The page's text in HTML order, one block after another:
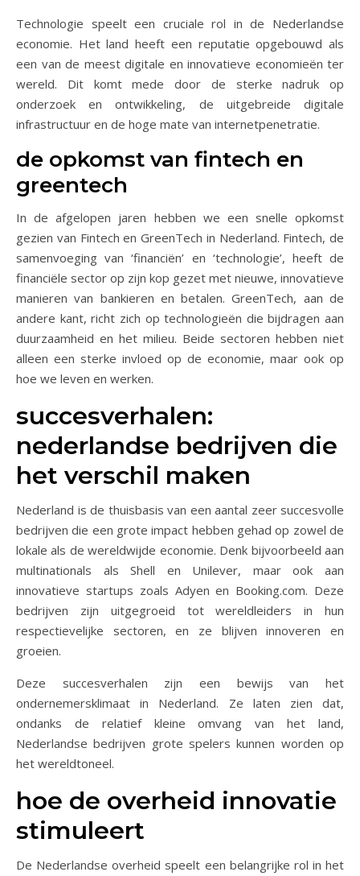
Technologie speelt een cruciale rol in de Nederlandse
economie. Het land heeft een reputatie opgebouwd als
een van de meest digitale en innovatieve economieën ter
wereld. Dit komt mede door de sterke nadruk op
onderzoek en ontwikkeling, de uitgebreide digitale
infrastructuur en de hoge mate van internetpenetratie.
de opkomst van fintech en
greentech
In de afgelopen jaren hebben we een snelle opkomst
gezien van Fintech en GreenTech in Nederland. Fintech, de
samenvoeging van ‘financiën’ en ‘technologie’, heeft de
financiële sector op zijn kop gezet met nieuwe, innovatieve
manieren van bankieren en betalen. GreenTech, aan de
andere kant, richt zich op technologieën die bijdragen aan
duurzaamheid en het milieu. Beide sectoren hebben niet
alleen een sterke invloed op de economie, maar ook op
hoe we leven en werken.
succesverhalen:
nederlandse bedrijven die
het verschil maken
Nederland is de thuisbasis van een aantal zeer succesvolle
bedrijven die een grote impact hebben gehad op zowel de
lokale als de wereldwijde economie. Denk bijvoorbeeld aan
multinationals als Shell en Unilever, maar ook aan
innovatieve startups zoals Adyen en Booking.com. Deze
bedrijven zijn uitgegroeid tot wereldleiders in hun
respectievelijke sectoren, en ze blijven innoveren en
groeien.
Deze succesverhalen zijn een bewijs van het
ondernemersklimaat in Nederland. Ze laten zien dat,
ondanks de relatief kleine omvang van het land,
Nederlandse bedrijven grote spelers kunnen worden op
het wereldtoneel.
hoe de overheid innovatie
stimuleert
De Nederlandse overheid speelt een belangrijke rol in het